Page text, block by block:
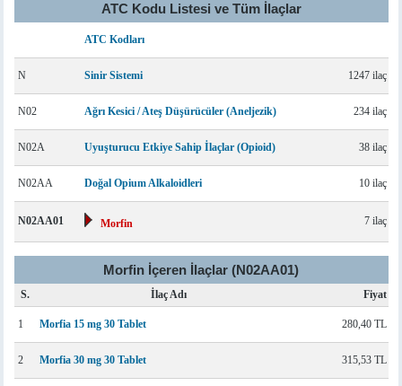
ATC Kodu Listesi ve Tüm İlaçlar
ATC Kodları
N Sinir Sistemi 1247 ilaç
N02 Ağrı Kesici / Ateş Düşürücüler (Aneljezik) 234 ilaç
N02A Uyuşturucu Etkiye Sahip İlaçlar (Opioid) 38 ilaç
N02AA Doğal Opium Alkaloidleri 10 ilaç
N02AA01 Morfin 7 ilaç
Morfin İçeren İlaçlar (N02AA01)
S. İlaç Adı Fiyat
1 Morfia 15 mg 30 Tablet 280,40 TL
2 Morfia 30 mg 30 Tablet 315,53 TL